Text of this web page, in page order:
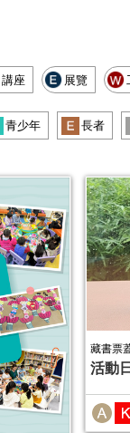
講座 展覽
青少年 長者
藏書票
活動